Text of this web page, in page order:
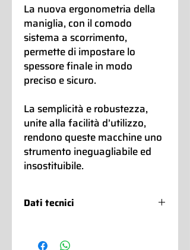
La nuova ergonometria della
maniglia, con il comodo
sistema a scorrimento,
permette di impostare lo
spessore finale in modo
preciso e sicuro.
La semplicità e robustezza,
unite alla facilità d’utilizzo,
rendono queste macchine uno
strumento ineguagliabile ed
insostituibile.
Dati tecnici